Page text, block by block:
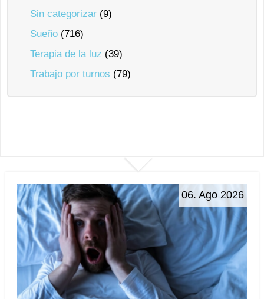
Sin categorizar (9)
Sueño (716)
Terapia de la luz (39)
Trabajo por turnos (79)
06. Ago 2026